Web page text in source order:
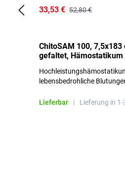
33,53 € 52,80 €
ChitoSAM 100, 7,5x183
gefaltet, Hämostatikum
lebensbedrohliche
Lieferbar | Lieferung in 1-